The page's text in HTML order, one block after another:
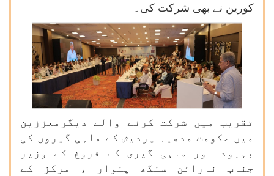
کورین نے بھی شرکت کی۔
تقریب میں شرکت کرنے والے دیگرمعززین
میں حکومت مدھیہ پردیش کے ماہی گیروں کی
بہبود اور ماہی گیری کے فروغ کے وزیر
جناب نارائن سنگھ پنوار ، مرکز کے